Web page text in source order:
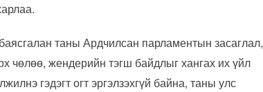
таны Ардчилсан парламентын засаглал,
чөлөө, жендерийн тэгш байдлыг хангах их үйл
гэдэгт огт эргэлзэхгүй байна, таны улс